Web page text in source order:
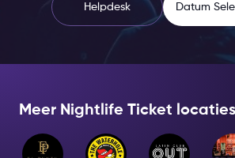
Helpdesk Datum
Meer Nightlife Ticket locaties